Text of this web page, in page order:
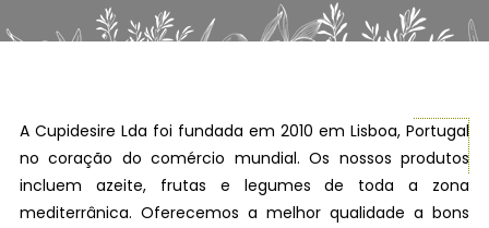
A Cupidesire Lda foi fundada em 2010 em Lisboa, Portugal
no coração do comércio mundial. Os nossos produtos
incluem azeite, frutas e legumes de toda a zona
mediterrânica. Oferecemos a melhor qualidade a bons